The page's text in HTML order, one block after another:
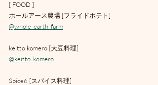
[ FOOD ]
ホールアース農場 [フライドポテト]
@whole_earth_farm
keitto komero [大豆料理]
@keitto_komero_
Spice6 [スパイス料理]